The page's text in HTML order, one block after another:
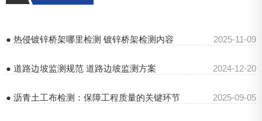
● 热侵镀锌桥架哪里检测 镀锌桥架检测内容 2025-11-09
● 道路边坡监测规范 道路边坡监测方案 2024-12-20
● 沥青土工布检测：保障工程质量的关键环节 2025-09-05